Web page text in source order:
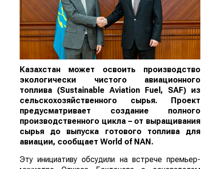
Казахстан может освоить производство
экологически чистого авиационного
топлива (Sustainable Aviation Fuel, SAF) из
сельскохозяйственного сырья. Проект
предусматривает создание полного
производственного цикла – от выращивания
сырья до выпуска готового топлива для
авиации, сообщает World of NAN.
Эту инициативу обсудили на встрече премьер-